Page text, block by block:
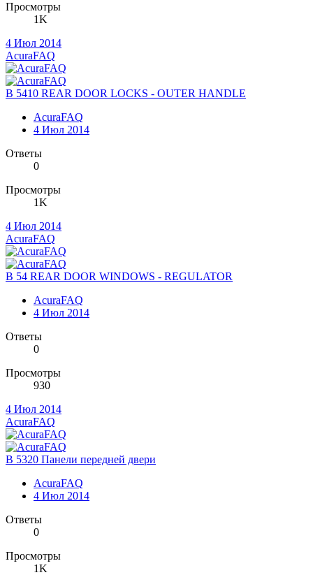
Просмотры
1K
4 Июл 2014
AcuraFAQ
B 5410 REAR DOOR LOCKS - OUTER HANDLE
AcuraFAQ
4 Июл 2014
Ответы
0
Просмотры
1K
4 Июл 2014
AcuraFAQ
B 54 REAR DOOR WINDOWS - REGULATOR
AcuraFAQ
4 Июл 2014
Ответы
0
Просмотры
930
4 Июл 2014
AcuraFAQ
B 5320 Панели передней двери
AcuraFAQ
4 Июл 2014
Ответы
0
Просмотры
1K